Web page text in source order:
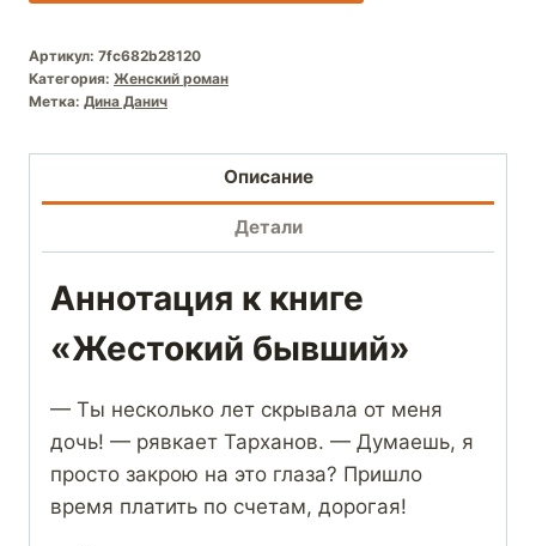
Артикул: 7fc682b28120
Категория: Женский роман
Метка: Дина Данич
Описание
Детали
Аннотация к книге
«Жестокий бывший»
— Ты несколько лет скрывала от меня
дочь! — рявкает Тарханов. — Думаешь, я
просто закрою на это глаза? Пришло
время платить по счетам, дорогая!